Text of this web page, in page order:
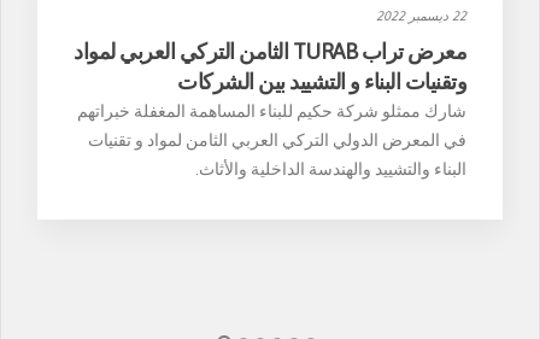
22 ديسمبر 2022
معرض تراب TURAB الثامن التركي العربي لمواد
وتقنيات البناء و التشييد بين الشركات
شارك ممثلو شركة حكيم للبناء المساهمة المغفلة خبراتهم
في المعرض الدولي التركي العربي الثامن لمواد و تقنيات
البناء والتشييد والهندسة الداخلية والأثاث.